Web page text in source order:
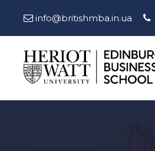
info@britishmba.in.ua